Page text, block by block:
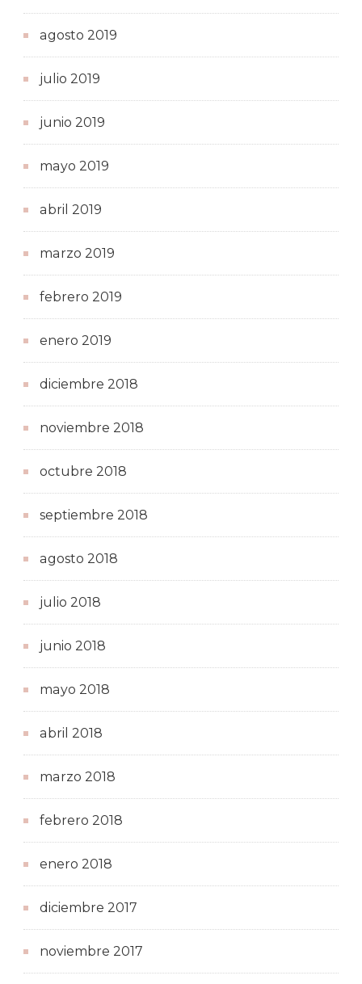
agosto 2019
julio 2019
junio 2019
mayo 2019
abril 2019
marzo 2019
febrero 2019
enero 2019
diciembre 2018
noviembre 2018
octubre 2018
septiembre 2018
agosto 2018
julio 2018
junio 2018
mayo 2018
abril 2018
marzo 2018
febrero 2018
enero 2018
diciembre 2017
noviembre 2017